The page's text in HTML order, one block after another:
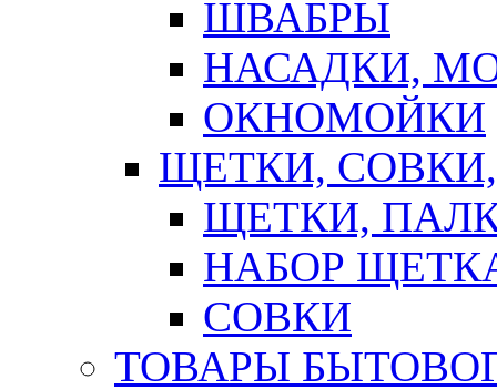
ШВАБРЫ
НАСАДКИ,
ОКНОМОЙКИ
ЩЕТКИ,
ЩЕТКИ,
НАБОР
СОВКИ
ТОВАРЫ